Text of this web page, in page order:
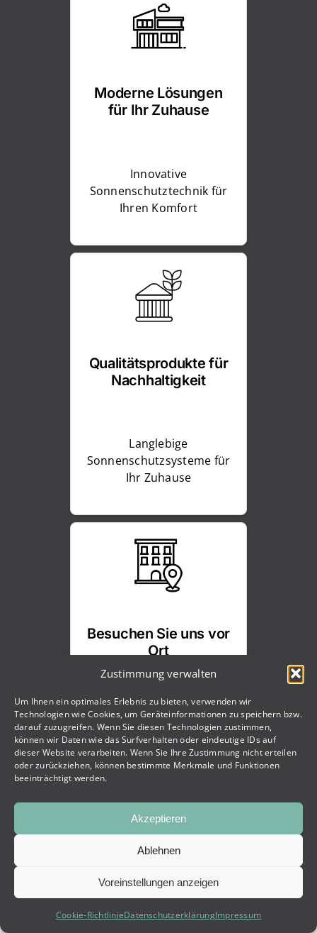
Zustimmung verwalten
Um Ihnen ein optimales Erlebnis zu bieten, verwenden wir
Technologien wie Cookies, um Geräteinformationen zu speichern bzw.
darauf zuzugreifen. Wenn Sie diesen Technologien zustimmen,
können wir Daten wie das Surfverhalten oder eindeutige IDs auf
dieser Website verarbeiten. Wenn Sie Ihre Zustimmung nicht erteilen
oder zurückziehen, können bestimmte Merkmale und Funktionen
beeinträchtigt werden.
Akzeptieren
Ablehnen
Voreinstellungen anzeigen
Cookie-RichtlinieDatenschutzerklärungImpressum
Moderne Lösungen
für Ihr Zuhause
Innovative
Sonnenschutztechnik für
Ihren Komfort
Qualitätsprodukte für
Nachhaltigkeit
Langlebige
Sonnenschutzsysteme für
Ihr Zuhause
Besuchen Sie uns vor
Ort
Erleben Sie unsere
Beschattungslösungen im
Schauraum